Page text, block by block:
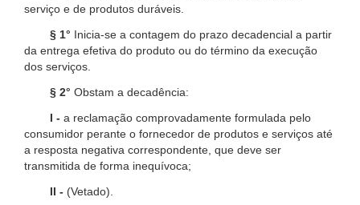
serviço e de produtos duráveis.
§ 1° Inicia-se a contagem do prazo decadencial a partir
da entrega efetiva do produto ou do término da execução
dos serviços.
§ 2° Obstam a decadência:
I - a reclamação comprovadamente formulada pelo
consumidor perante o fornecedor de produtos e serviços até
a resposta negativa correspondente, que deve ser
transmitida de forma inequívoca;
II - (Vetado).